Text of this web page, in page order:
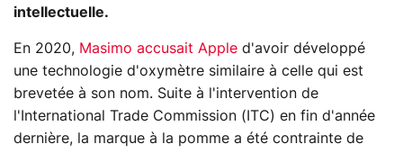
intellectuelle.
En 2020, Masimo accusait Apple d'avoir développé
une technologie d'oxymètre similaire à celle qui est
brevetée à son nom. Suite à l'intervention de
l'International Trade Commission (ITC) en fin d'année
dernière, la marque à la pomme a été contrainte de